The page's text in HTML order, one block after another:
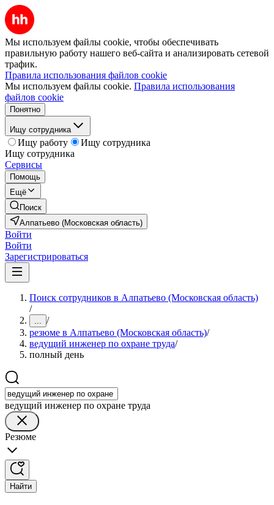
Мы используем файлы cookie, чтобы обеспечивать
правильную работу нашего веб-сайта и анализировать сетевой
трафик.
Правила использования файлов cookie
Мы используем файлы cookie. Правила использования
файлов cookie
Понятно
Ищу сотрудника
Ищу работу
Ищу сотрудника
Ищу сотрудника
Сервисы
Помощь
Ещё
Поиск
Алпатьево (Московская область)
Войти
Войти
Зарегистрироваться
Поиск сотрудников в Алпатьево (Московская область)
/
... /
резюме в Алпатьево (Московская область)/
ведущий инженер по охране труда/
полный день
ведущий инженер по охране труда
Резюме
Найти